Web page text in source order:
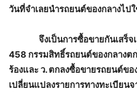
วันที่จำเลยนำรถยนต์ของกลางไป
จึงเป็นการซื้อขายกันเสร็จเ
458 กรรมสิทธิ์รถยนต์ของกลางต
ร้องและ ว. ตกลงซื้อขายรถยนต์ข
เปลี่ยนแปลงรายการทางทะเบียน